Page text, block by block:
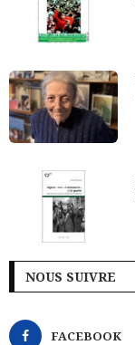
NOUS SUIVRE
FACEBOOK